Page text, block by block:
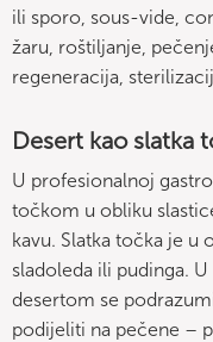
ili sporo, sous-vide,
žaru, roštiljanje,
regeneracija,
Desert kao slatka
U profesionalnoj
točkom u obliku
kavu. Slatka točka je u
sladoleda ili pudinga.
desertom se
podijeliti na pečene –